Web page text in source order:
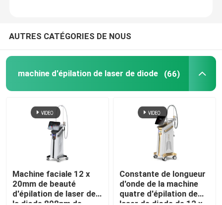
Machine de nettoyage de Hydrafacial
Machine de laser de picoseconde
Machine de laser d'Alexandrite
équipement multifonctionnel de beauté
AUTRES CATÉGORIES DE NOUS
machine d'épilation de laser de diode (66)
Machine faciale 12 x
20mm de beauté
d'épilation de laser de
Constante de longueur
d'onde de la machine
quatre d'épilation de